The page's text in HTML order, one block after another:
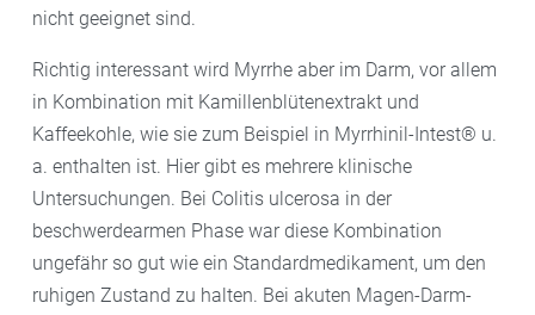
nicht geeignet sind.
Richtig interessant wird Myrrhe aber im Darm, vor allem
in Kombination mit Kamillenblütenextrakt und
Kaffeekohle, wie sie zum Beispiel in Myrrhinil-Intest® u.
a. enthalten ist. Hier gibt es mehrere klinische
Untersuchungen. Bei Colitis ulcerosa in der
beschwerdearmen Phase war diese Kombination
ungefähr so gut wie ein Standardmedikament, um den
ruhigen Zustand zu halten. Bei akuten Magen-Darm-